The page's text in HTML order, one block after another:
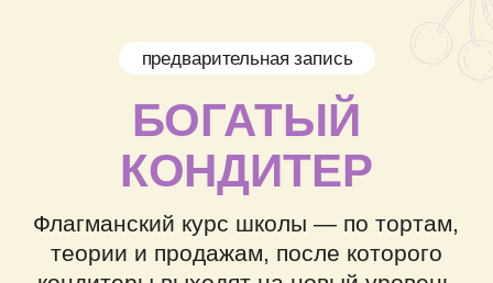
БОГАТЫЙ
КОНДИТЕР
Флагманский курс школы — по тортам,
теории и продажам, после которого
дохода, открывают кондитерские,
предварительная запись